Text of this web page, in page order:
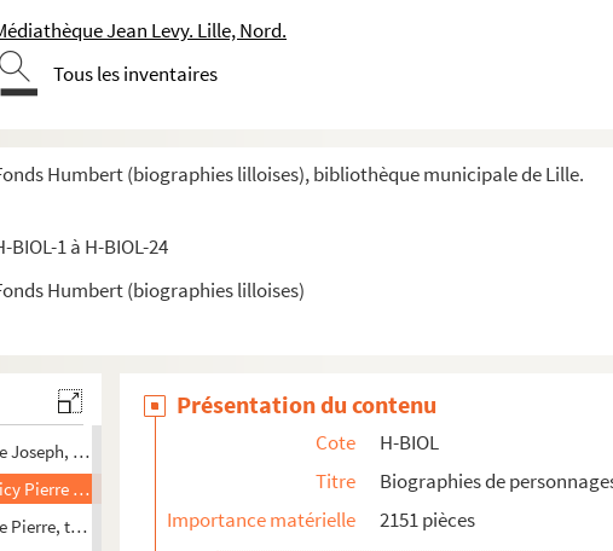
Jean Levy. Lille, Nord.
Tous les inventaires
Humbert (biographies lilloises), bibliothèque municipale de Lille.
BIOL-1 à H-BIOL-24
Humbert (biographies lilloises)
à Deliot
Joseph, docteur
Pierre Charles Joseph, lieutenant colonel suisse
Pierre, théologien
Présentation du contenu
Cote
H-BIOL
Titre
Biographies de
Importance matérielle
2151 pièces